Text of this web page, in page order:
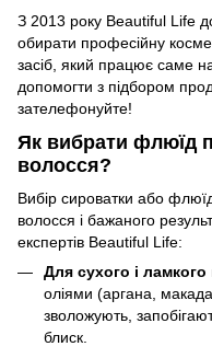
З 2013 року Beautiful Life
обирати професійну
засіб, який працює саме
допомогти з підбором
зателефонуйте!
Як вибрати флюїд
волосся?
Вибір сироватки або
волосся і бажаного
експертів Beautiful Life:
Для сухого і
оліями (аргана,
зволожують,
блиск.